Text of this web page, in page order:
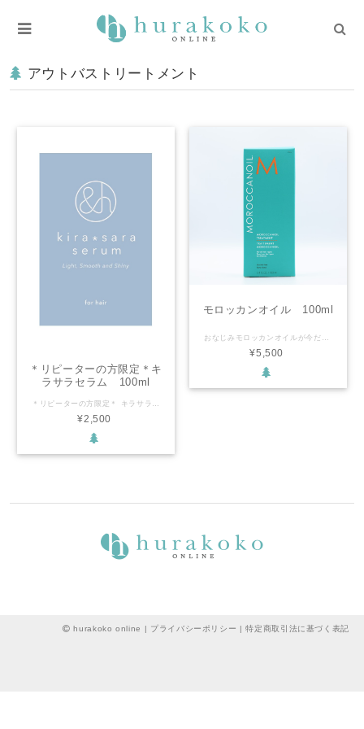
アウトバストリートメント
＊リピーターの方限定＊キ
ラサラセラム 100ml
¥2,500
モロッカンオイル 100ml
おなじみモロッカンオイルが今だけ２５ml増量中。お値段据え置き。 アルガンオイル配合 乾かす前や後，お出かけ前など，いつでも使える万能オイル。 匂いもgood
¥5,500
hurakoko online | プライバシーポリシー |特定商取引法に基づく表記